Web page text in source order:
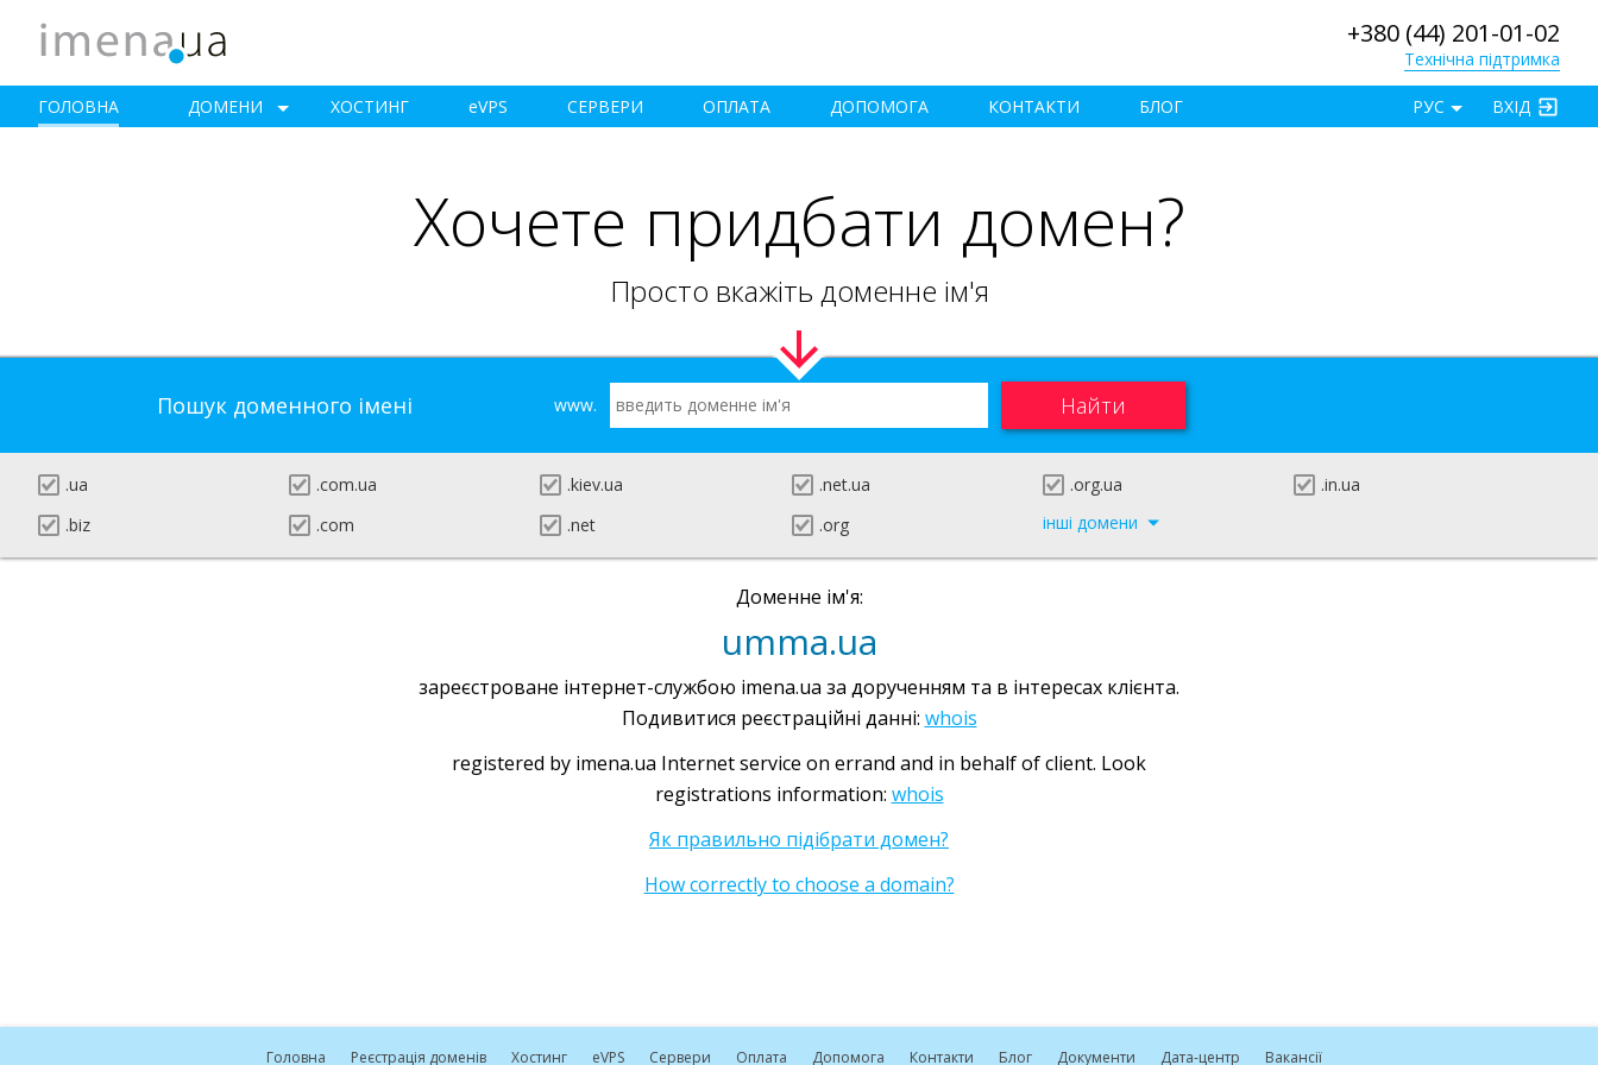
+380 (44) 201-01-02
Технічна підтримка
ГОЛОВНА ДОМЕНИ ХОСТИНГ eVPS СЕРВЕРИ ОПЛАТА ДОПОМОГА КОНТАКТИ БЛОГ ВХІД
РУС
Хочете придбати домен?
Просто вкажіть доменне ім'я
Пошук доменного імені www.
.ua .com.ua .kiev.ua .net.ua .org.ua
.in.ua
.biz
.com .net .org інші домени
Доменне ім'я:
umma.ua
зареєстроване інтернет-службою imena.ua за дорученням та в інтересах клієнта.
Подивитися реєстраційні данні: whois
registered by imena.ua Internet service on errand and in behalf of client. Look
registrations information: whois
Як правильно підібрати домен?
How correctly to choose a domain?
Головна Реєстрація доменів Хостинг eVPS Сервери Оплата Допомога Контакти Блог Документи Дата-центр Вакансії